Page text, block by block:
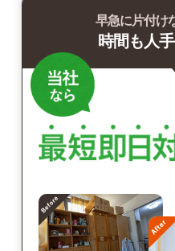
早急に片付け
時間も人